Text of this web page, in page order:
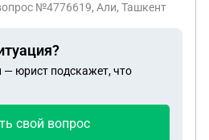
время планирую приехать
№4776619, Али, Ташкент
— юрист подскажет, что
свой вопрос